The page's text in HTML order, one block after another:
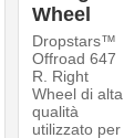
Wheel
Dropstars™
Offroad 647
R. Right
Wheel di alta
qualità
utilizzato per